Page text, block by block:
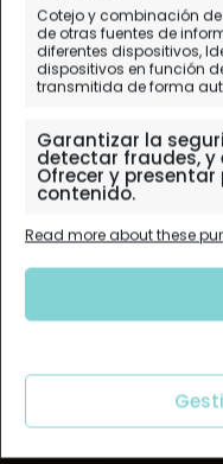
Cotejo y combinación
de otras fuentes de
diferentes dispositivos,
dispositivos en función
transmitida de forma
Garantizar la
detectar fraudes, y
Ofrecer y
contenido.
Read more about these